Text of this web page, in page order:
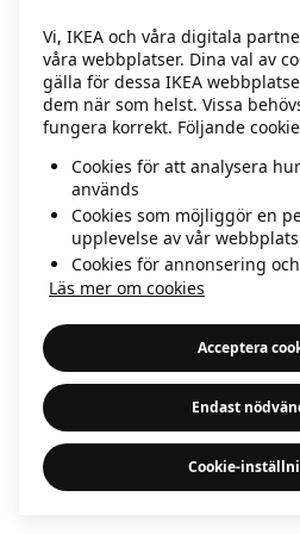
Vi, IKEA och våra digitala
våra webbplatser. Dina val av
gälla för dessa IKEA
dem när som helst. Vissa
fungera korrekt. Följande
Cookies för att analysera
används
Cookies som möjliggör en
upplevelse av vår webbplats
Cookies för annonsering
Läs mer om cookies
Acceptera
Endast
Cookie-